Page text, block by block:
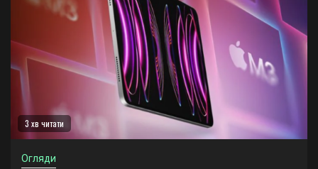
3 хв читати
Огляди